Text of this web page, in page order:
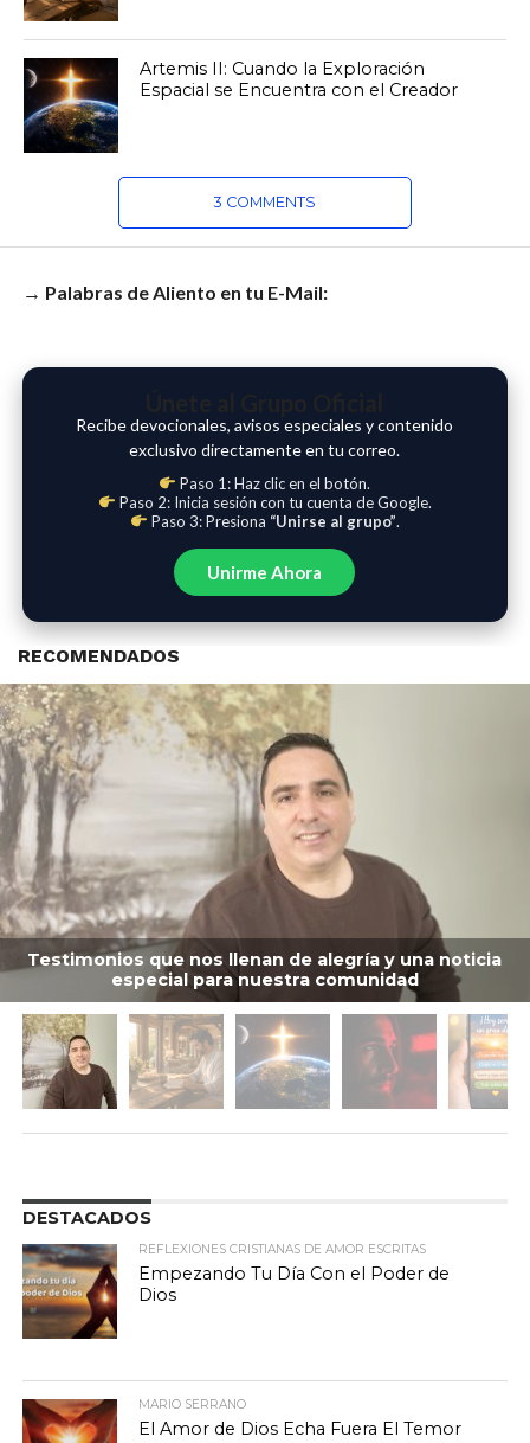
Artemis II: Cuando la Exploración
Espacial se Encuentra con el Creador
3 COMMENTS
→ Palabras de Aliento en tu E-Mail:
Recibe devocionales, avisos especiales y contenido
exclusivo directamente en tu correo.
Paso 1: Haz clic en el botón.
Paso 2: Inicia sesión con tu cuenta de Google.
Paso 3: Presiona “Unirse al grupo”.
Unirme Ahora
RECOMENDADOS
Testimonios que nos llenan de alegría y una noticia
especial para nuestra comunidad
DESTACADOS
REFLEXIONES CRISTIANAS DE AMOR ESCRITAS
Empezando Tu Día Con el Poder de
Dios
MARIO SERRANO
El Amor de Dios Echa Fuera El Temor